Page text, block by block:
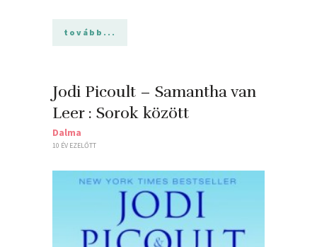
tovább...
Jodi Picoult – Samantha van
Leer : Sorok között
Dalma
10 ÉV EZELŐTT